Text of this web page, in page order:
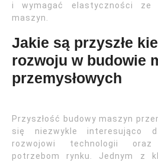
i wymagać elastyczności ze
maszyn.
Jakie są przyszłe
rozwoju w budowie
przemysłowych
Przyszłość budowy maszyn
się niezwykle interesująco
rozwojowi technologii
potrzebom rynku. Jednym z